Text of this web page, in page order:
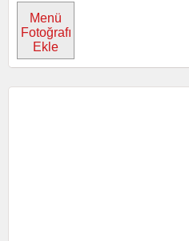
Menü
Fotoğrafı
Ekle